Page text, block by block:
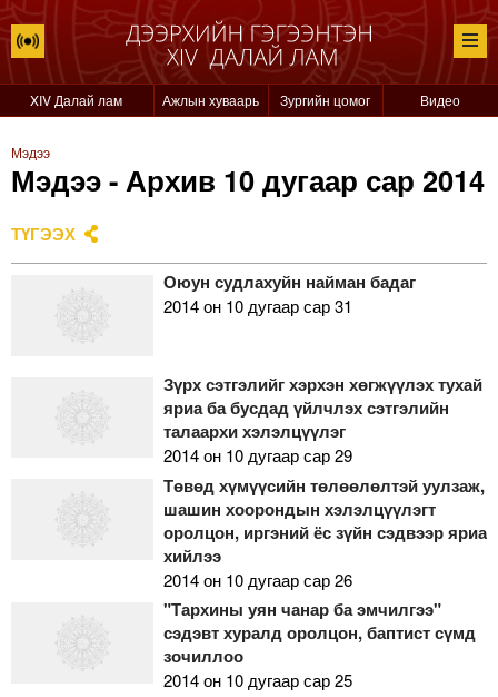
XIV Далай лам Ажлын хуваарь Зургийн цомог Видео
Мэдээ
Мэдээ - Архив 10 дугаар сар 2014
ТҮГЭЭХ
Оюун судлахуйн найман бадаг
2014 он 10 дугаар сар 31
Зүрх сэтгэлийг хэрхэн хөгжүүлэх тухай
яриа ба бусдад үйлчлэх сэтгэлийн
талаархи хэлэлцүүлэг
2014 он 10 дугаар сар 29
Төвөд хүмүүсийн төлөөлөлтэй уулзаж,
шашин хоорондын хэлэлцүүлэгт
оролцон, иргэний ёс зүйн сэдвээр яриа
хийлээ
2014 он 10 дугаар сар 26
"Тархины уян чанар ба эмчилгээ"
сэдэвт хуралд оролцон, баптист сүмд
зочиллоо
2014 он 10 дугаар сар 25